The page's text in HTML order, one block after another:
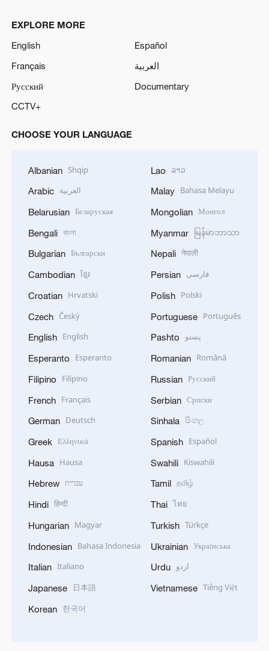
EXPLORE MORE
English
Español
Français
العربية
Русский
Documentary
CCTV+
CHOOSE YOUR LANGUAGE
Albanian Shqip
Arabic العربية
Belarusian Беларуская
Bengali বাংলা
Bulgarian Български
Cambodian ខ្មែរ
Croatian Hrvatski
Czech Český
English English
Esperanto Esperanto
Filipino Filipino
French Français
German Deutsch
Greek Ελληνικά
Hausa Hausa
Hebrew עברית
Hindi हिन्दी
Hungarian Magyar
Indonesian Bahasa Indonesia
Italian Italiano
Japanese 日本語
Korean 한국어
Lao ລາວ
Malay Bahasa Melayu
Mongolian Монгол
Myanmar မြန်မာဘာသာ
Nepali नेपाली
Persian فارسی
Polish Polski
Portuguese Português
Pashto پښتو
Romanian Română
Russian Русский
Serbian Српски
Sinhala සිංහල
Spanish Español
Swahili Kiswahili
Tamil தமிழ்
Thai ไทย
Turkish Türkçe
Ukrainian Українська
Urdu اردو
Vietnamese Tiếng Việt